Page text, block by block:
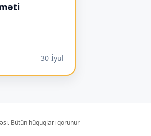
30 İyul
Bütün hüquqları qorunur